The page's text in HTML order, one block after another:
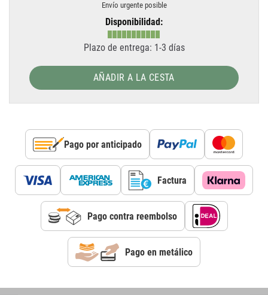
Envío urgente posible
Disponibilidad:
Plazo de entrega: 1-3 días
AÑADIR A LA CESTA
Pago por anticipado
Factura
Pago contra reembolso
Pago en metálico